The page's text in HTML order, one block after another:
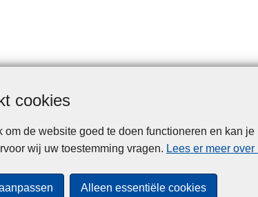
cookies
de website goed te doen functioneren en kan
wij uw toestemming vragen. Lees er meer
Alleen essentiële cookies
Disclaimer Privacy
© 2026